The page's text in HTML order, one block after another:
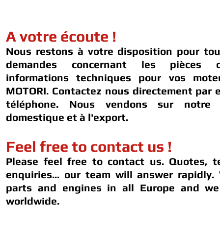
A votre écoute !
Nous restons à votre disposition pour
demandes concernant les pièces
informations techniques pour vos
MOTORI. Contactez nous directement par
téléphone. Nous vendons sur notre
domestique et à l'export.
Feel free to contact us !
Please feel free to contact us. Quotes,
enquiries... our team will answer rapidly.
parts and engines in all Europe and
worldwide.